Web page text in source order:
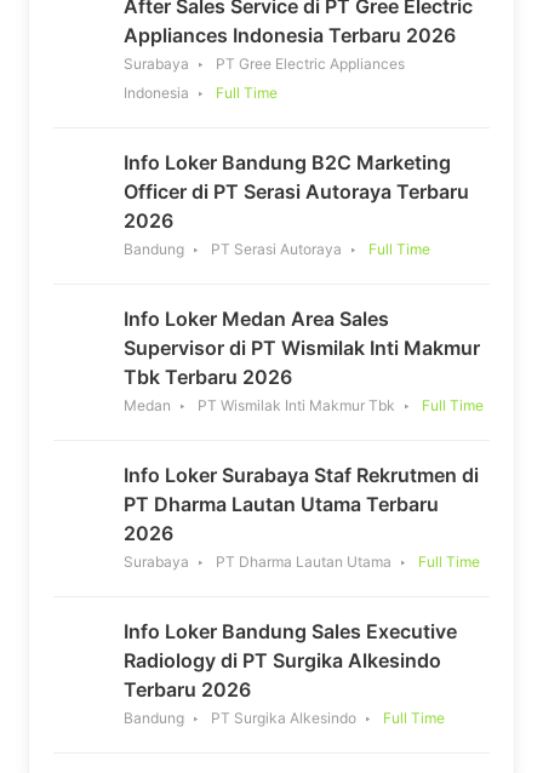
After Sales Service di PT Gree Electric
Appliances Indonesia Terbaru 2026
Surabaya
PT Gree Electric Appliances
Indonesia
Full Time
Info Loker Bandung B2C Marketing
Officer di PT Serasi Autoraya Terbaru
2026
Bandung PT Serasi Autoraya Full Time
Info Loker Medan Area Sales
Supervisor di PT Wismilak Inti Makmur
Tbk Terbaru 2026
Medan PT Wismilak Inti Makmur Tbk Full Time
Info Loker Surabaya Staf Rekrutmen di
PT Dharma Lautan Utama Terbaru
2026
Surabaya PT Dharma Lautan Utama Full Time
Info Loker Bandung Sales Executive
Radiology di PT Surgika Alkesindo
Terbaru 2026
Bandung PT Surgika Alkesindo Full Time